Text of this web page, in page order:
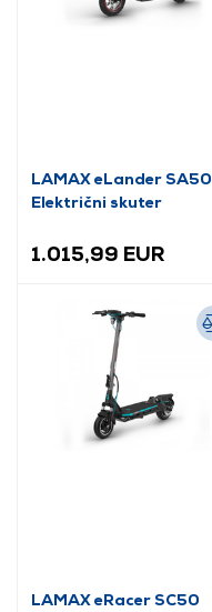
LAMAX eLander SA50
Električni skuter
1.015,99 EUR
LAMAX eRacer SC50